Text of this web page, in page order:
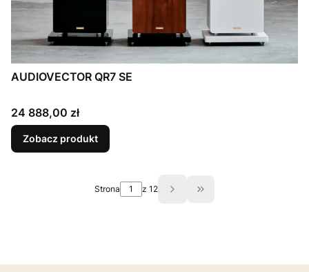
AUDIOVECTOR QR7 SE
Cena
24 888,00 zł
Zobacz produkt
Strona z 12 Przejdź do ostatniej